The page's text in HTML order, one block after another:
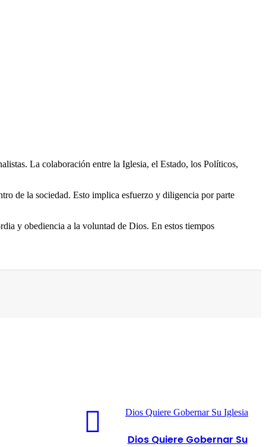
La colaboración entre la Iglesia, el Estado, los Políticos,
de la sociedad. Esto implica esfuerzo y diligencia por parte
y obediencia a la voluntad de Dios. En estos tiempos
Dios Quiere Gobernar Su Iglesia
Dios Quiere Gobernar Su